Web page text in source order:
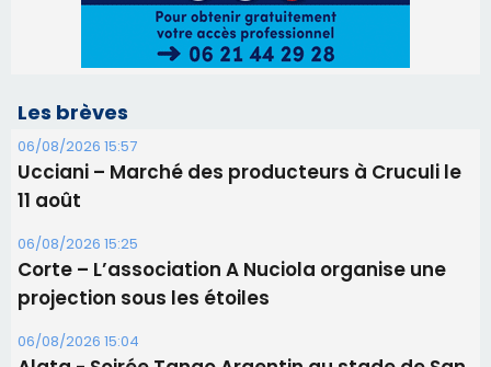
Corte – L’association A Nuciola organise une
projection sous les étoiles
Alata - Soirée Tango Argentin au stade de San
Benedetto
05/08/2026 09:53
Biguglia : messe de la Sainte-Marie et
procession le 14 août
31/07/2026 08:24
Tennis - Début ce week-end du tournoi du
RCPV